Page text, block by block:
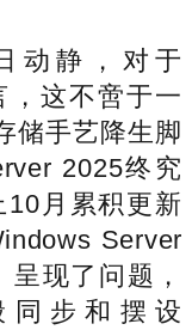
静，对于
，这不啻于一
储手艺降生脚
2025终究
月累积更新
Server
现了问题，
步和摆设